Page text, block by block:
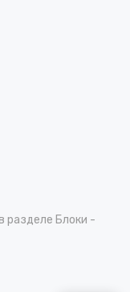
разделе Блоки -